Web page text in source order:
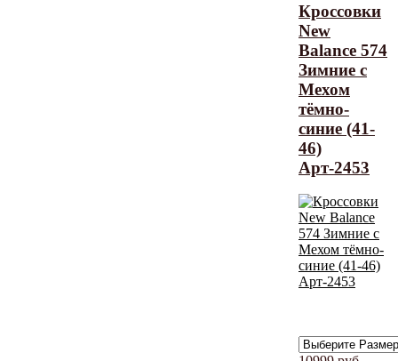
Кроссовки
New
Balance 574
Зимние с
Мехом
тёмно-
синие (41-
46)
Арт-2453